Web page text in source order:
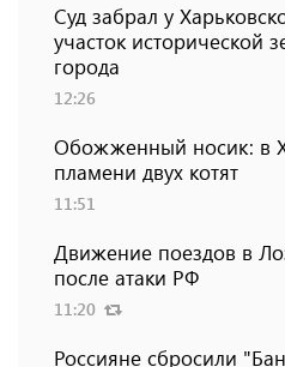
Суд забрал у
участок исторической
города
12:26
Обожженный носик: в
пламени двух котят
11:51
Движение поездов в
после атаки РФ
11:20
Россияне сбросили